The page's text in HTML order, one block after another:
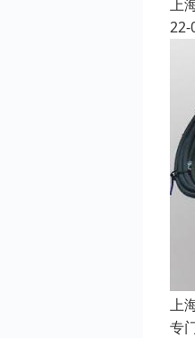
上
22-
上
专